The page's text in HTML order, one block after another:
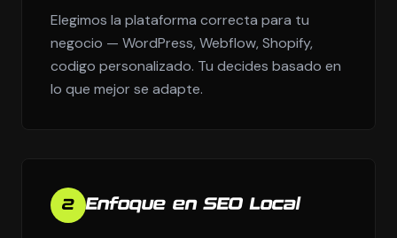
Elegimos la plataforma correcta para tu
negocio — WordPress, Webflow, Shopify,
codigo personalizado. Tu decides basado en
lo que mejor se adapte.
2 Enfoque en SEO Local